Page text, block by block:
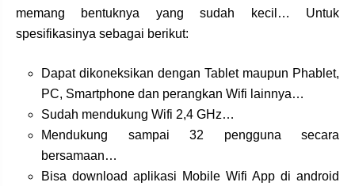
memang bentuknya yang sudah kecil… Untuk
spesifikasinya sebagai berikut:
Dapat dikoneksikan dengan Tablet maupun Phablet,
PC, Smartphone dan perangkan Wifi lainnya…
Sudah mendukung Wifi 2,4 GHz…
Mendukung sampai 32 pengguna secara
bersamaan…
Bisa download aplikasi Mobile Wifi App di android